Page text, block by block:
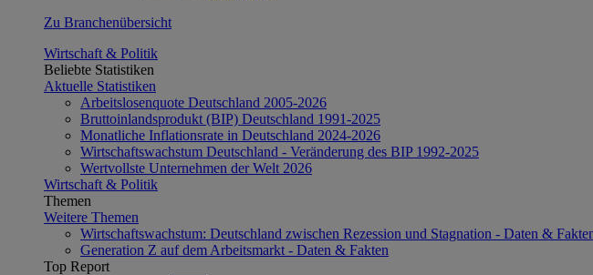
Zu Branchenübersicht
Wirtschaft & Politik
Beliebte Statistiken
Aktuelle Statistiken
Arbeitslosenquote Deutschland 2005-2026
Bruttoinlandsprodukt (BIP) Deutschland 1991-2025
Monatliche Inflationsrate in Deutschland 2024-2026
Wirtschaftswachstum Deutschland - Veränderung des BIP 1992-2025
Wertvollste Unternehmen der Welt 2026
Wirtschaft & Politik
Themen
Weitere Themen
Wirtschaftswachstum: Deutschland zwischen Rezession und Stagnation - Daten &
Generation Z auf dem Arbeitsmarkt - Daten & Fakten
Top Report